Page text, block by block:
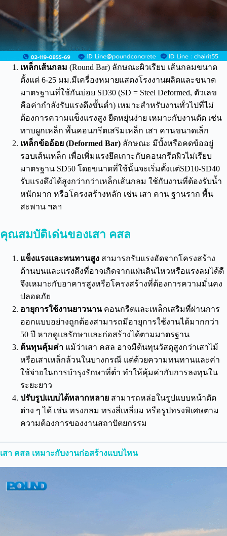
เหล็กเส้นกลม (Round Bar) ลักษณะผิวเรียบ เส้นกลมขนาด
ตั้งแต่ 6-25 มม.มีเครื่องหมายแสดงโรงงานผลิตและขนาด
มาตรฐานที่ใช้กันบ่อย SD30 (SD = Steel Deformed, ตัวเลข
คือค่ากำลังรับแรงดึงขั้นต่ำ) เหมาะสำหรับงานทั่วไปที่ไม่
ต้องการความแข็งแรงสูง ยืดหยุ่นง่าย เหมาะกับงานดัด เช่น
ทาบผูกเหล็ก พื้นคอนกรีตเสริมเหล็ก เสา คานขนาดเล็ก
เหล็กข้ออ้อย (Deformed Bar) ลักษณะ มีบั้งหรือคดข้ออยู่
รอบเส้นเหล็ก เพื่อเพิ่มแรงยึดเกาะกับคอนกรีตผิวไม่เรียบ
มาตรฐาน SD50 โดยขนาดที่ใช้นั้นจะเริ่มตั้งแต่SD10-SD40
รับแรงดึงได้สูงกว่ากว่าเหล็กเส้นกลม ใช้กับงานที่ต้องรับน้ำ
หนักมาก หรือโครงสร้างหลัก เช่น เสา คาน ฐานราก พื้น
สะพาน ฯลฯ
คุณสมบัติเด่นของเสา คสล
แข็งแรงและทนทานสูง สามารถรับแรงอัดจากโครงสร้าง
ด้านบนและแรงดึงที่อาจเกิดจากแผ่นดินไหวหรือแรงลมได้ดี
จึงเหมาะกับอาคารสูงหรือโครงสร้างที่ต้องการความมั่นคง
ปลอดภัย
อายุการใช้งานยาวนาน คอนกรีตและเหล็กเสริมที่ผ่านการ
ออกแบบอย่างถูกต้องสามารถมีอายุการใช้งานได้มากกว่า
50 ปี หากดูแลรักษาและก่อสร้างได้ตามมาตรฐาน
ต้นทุนคุ้มค่า แม้ว่าเสา คสล อาจมีต้นทุนวัสดุสูงกว่าเสาไม้
หรือเสาเหล็กล้วนในบางกรณี แต่ด้วยความทนทานและค่า
ใช้จ่ายในการบำรุงรักษาที่ต่ำ ทำให้คุ้มค่ากับการลงทุนใน
ระยะยาว
ปรับรูปแบบได้หลากหลาย สามารถหล่อในรูปแบบหน้าตัด
ต่าง ๆ ได้ เช่น ทรงกลม ทรงสี่เหลี่ยม หรือรูปทรงพิเศษตาม
ความต้องการของงานสถาปัตยกรรม
เสา คสล เหมาะกับงานก่อสร้างแบบไหน